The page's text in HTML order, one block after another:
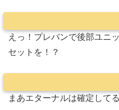
えっ！プレバンで後部ユニ
セットを！？
まあエターナルは確定して